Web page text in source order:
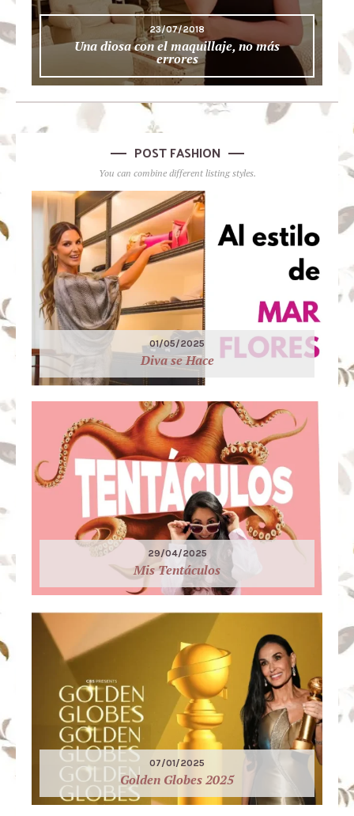
23/07/2018
Una diosa con el maquillaje, no más
errores
POST FASHION
You can combine different listing styles.
01/05/2025
Diva se Hace
29/04/2025
Mis Tentáculos
07/01/2025
Golden Globes 2025